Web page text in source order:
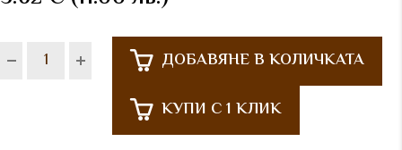
ДОБАВЯНЕ В КОЛИЧКАТА
КУПИ С 1 КЛИК